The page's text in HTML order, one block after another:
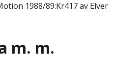
1988/89:Kr417 av Elver
m. m.